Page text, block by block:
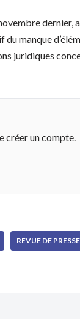
dernier,
manque
juridiques
créer un compte.
REVUE DE PRESSE